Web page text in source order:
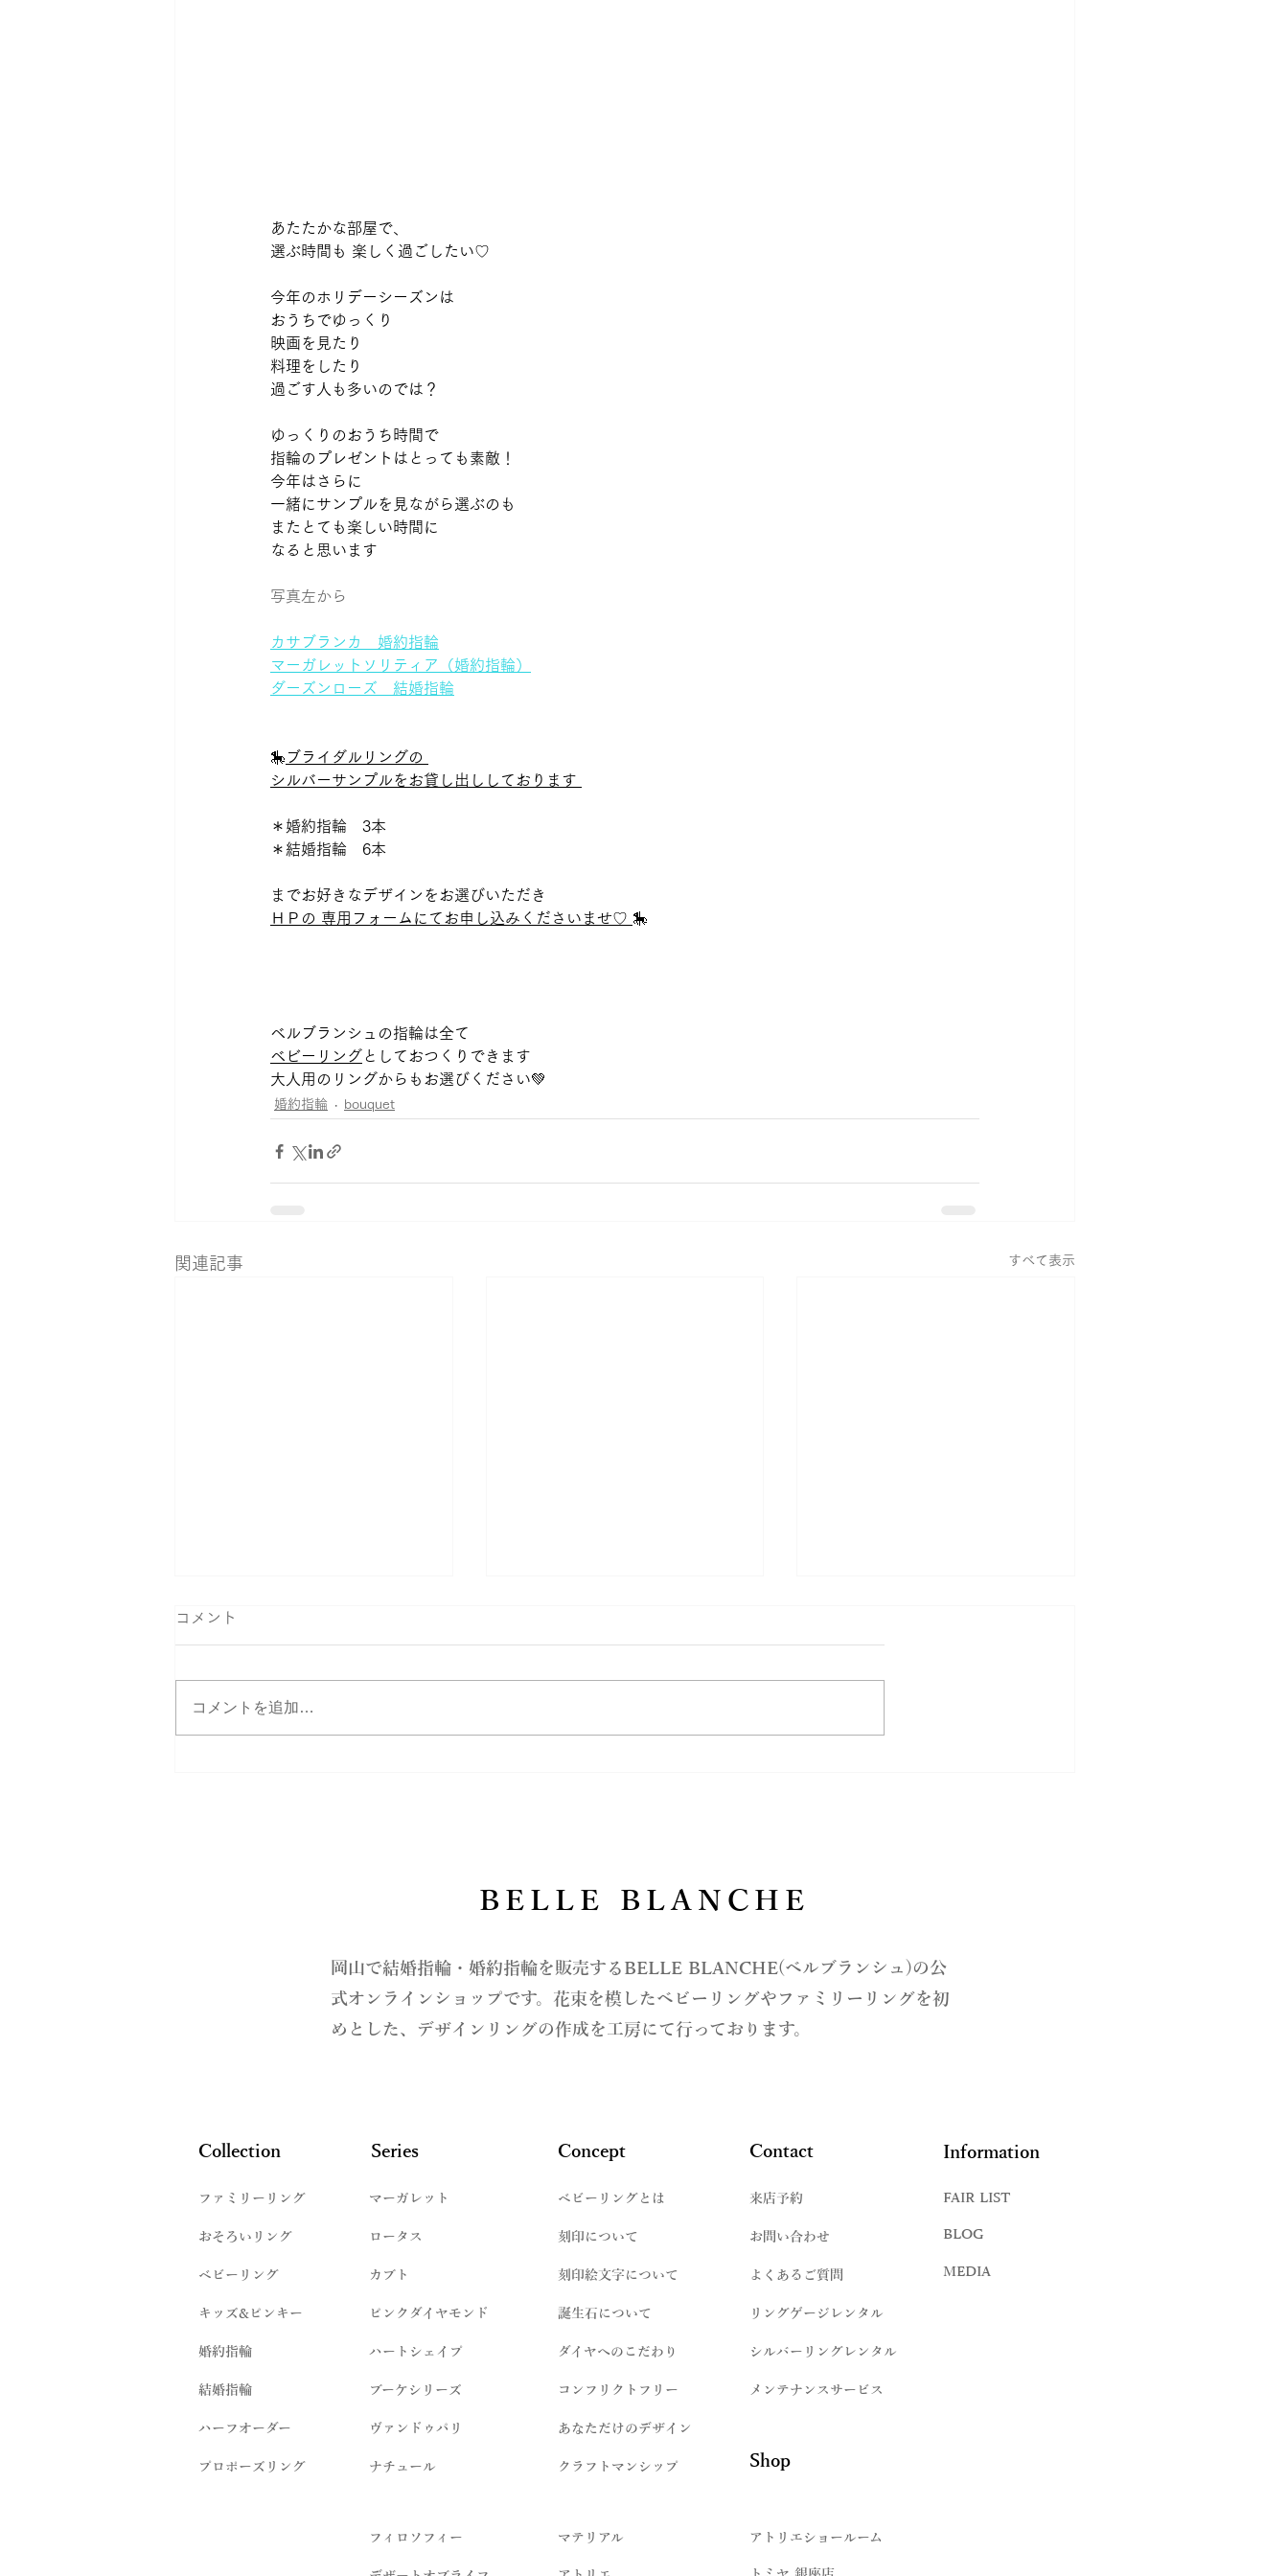
あたたかな部屋で、
選ぶ時間も 楽しく過ごしたい♡
今年のホリデーシーズンは
おうちでゆっくり
映画を見たり
料理をしたり
過ごす人も多いのでは？
ゆっくりのおうち時間で
指輪のプレゼントはとっても素敵！
今年はさらに
一緒にサンプルを見ながら選ぶのも
またとても楽しい時間に
なると思います
写真左から
カサブランカ　婚約指輪
マーガレットソリティア（婚約指輪）
ダーズンローズ　結婚指輪
🎠 ブライダルリングの
シルバーサンプルをお貸し出ししております
＊婚約指輪　3本
＊結婚指輪　6本
までお好きなデザインをお選びいただき
ＨＰの 専用フォームにてお申し込みくださいませ♡ 🎠
ベルブランシュの指輪は全て
ベビーリング としておつくりできます
大人用のリングからもお選びください💚
婚約指輪 bouquet
関連記事 すべて表示
コメント
コメントを追加…
BELLE BLANCHE
​岡山で結婚指輪・婚約指輪を販売するBELLE BLANCHE(ベルブランシュ)の公
式オンラインショップです。花束を模したベビーリングやファミリーリングを初
めとした、デザインリングの作成を工房にて行っております。
Collection
ファミリーリング
​おそろいリング
ベビーリング
キッズ&ピンキー
婚約指輪
結婚指輪
​ハーフオーダー
プロポーズリング
Series
マーガレット
ロータス
カブト
ピンクダイヤモンド
ハートシェイプ
ブーケシリーズ
ヴァンドゥパリ
​ナチュール
Concept
​ベビーリングとは
刻印について
刻印絵文字について
誕生石について
ダイヤへのこだわり
コンフリクトフリー
​あなただけのデザイン
クラフトマンシップ
フィロソフィー マテリアル
Contact
来店予約
お問い合わせ
よくあるご質問
リングゲージレンタル
シルバーリングレンタル
メンテナンスサービス
Shop
アトリエショールーム
Information
FAIR LIST
BLOG
MEDIA